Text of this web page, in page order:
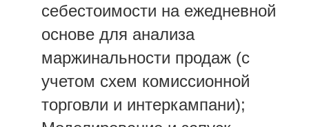
себестоимости на ежедневной
основе для анализа
маржинальности продаж (с
учетом схем комиссионной
торговли и интеркампани);